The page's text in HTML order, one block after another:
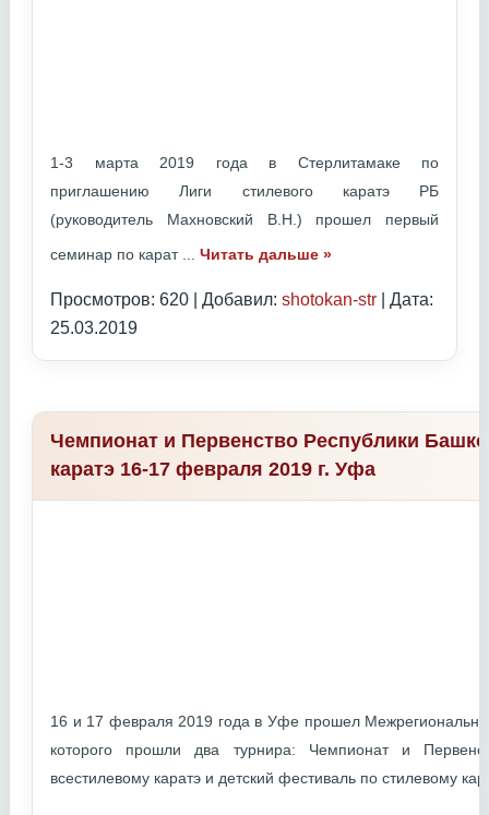
1-3 марта 2019 года в Стерлитамаке по
приглашению Лиги стилевого каратэ РБ
(руководитель Махновский В.Н.) прошел первый
семинар по карат
Читать дальше »
Просмотров: 620 | Добавил: shotokan-str | Дата:
25.03.2019
Чемпионат и Первенство Республики
каратэ 16-17 февраля 2019 г. Уфа
16 и 17 февраля 2019 года в Уфе прошел
которого прошли два турнира: Чемпионат и
всестилевому каратэ и детский фестиваль по стилевому